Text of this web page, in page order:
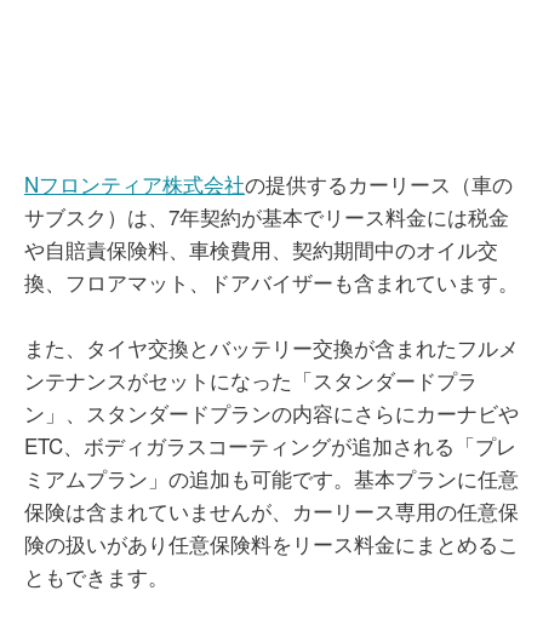
Nフロンティア株式会社の提供するカーリース（車の
サブスク）は、7年契約が基本でリース料金には税金
や自賠責保険料、車検費用、契約期間中のオイル交
換、フロアマット、ドアバイザーも含まれています。
また、タイヤ交換とバッテリー交換が含まれたフルメ
ンテナンスがセットになった「スタンダードプラ
ン」、スタンダードプランの内容にさらにカーナビや
ETC、ボディガラスコーティングが追加される「プレ
ミアムプラン」の追加も可能です。基本プランに任意
保険は含まれていませんが、カーリース専用の任意保
険の扱いがあり任意保険料をリース料金にまとめるこ
ともできます。